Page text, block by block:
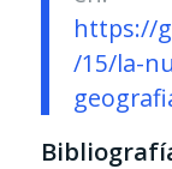
https://
/15/la-